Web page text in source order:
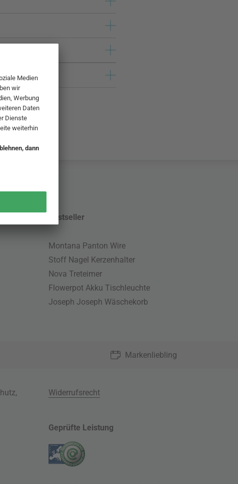
Bestseller
Montana Panton Wire
Stoff Nagel Kerzenhalter
Nova Treteimer
Flowerpot Akku Tischleuchte
Joseph Joseph Wäschekorb
Markenliebling
,
Widerrufsrecht
Geprüfte Leistung